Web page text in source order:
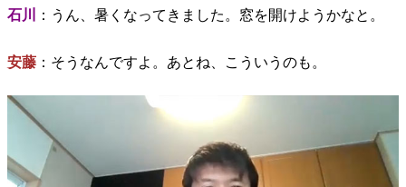
石川 ：うん、暑くなってきました。窓を開けようかなと。
安藤 ：そうなんですよ。あとね、こういうのも。